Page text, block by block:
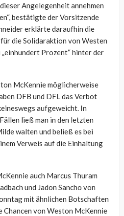
Angelegenheit annehmen
bestätigte der Vorsitzende
erklärte daraufhin die
die Solidaraktion von Westen
„einhundert Prozent“ hinter der
McKennie möglicherweise
DFB und DFL das Verbot
aufgeweicht. In
ließ man in den letzten
walten und beließ es bei
Verweis auf die Einhaltung
auch Marcus Thuram
und Jadon Sancho von
mit ähnlichen Botschaften
von Weston McKennie